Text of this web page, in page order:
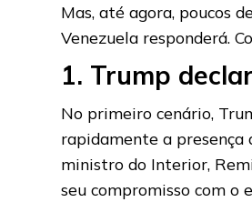
Mas, até agora, poucos
Venezuela responderá.
1. Trump
No primeiro cenário,
rapidamente a
ministro do Interior,
seu compromisso com o